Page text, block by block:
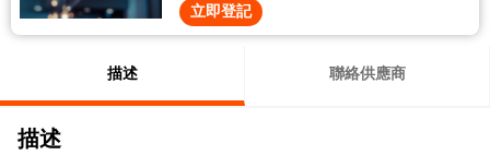
立即登記
描述 聯絡供應商
描述